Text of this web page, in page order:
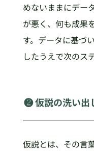
めないままにデー
が悪く、何も成果
す。データに基づ
したうえで次のス
❷ 仮説の洗い出
仮説とは、その言